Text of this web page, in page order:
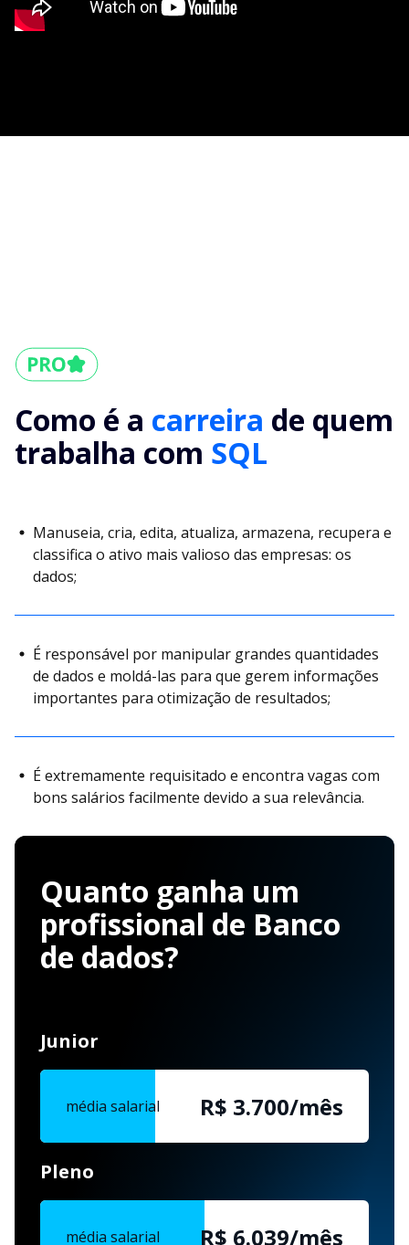
Como é a carreira de quem
trabalha com SQL
Manuseia, cria, edita, atualiza, armazena, recupera e
classifica o ativo mais valioso das empresas: os
dados;
É responsável por manipular grandes quantidades
de dados e moldá-las para que gerem informações
importantes para otimização de resultados;
É extremamente requisitado e encontra vagas com
bons salários facilmente devido a sua relevância.
Quanto ganha um
profissional de Banco
de dados?
Junior
média salarial R$ 3.700/mês
Pleno
média salarial R$ 6.039/mês